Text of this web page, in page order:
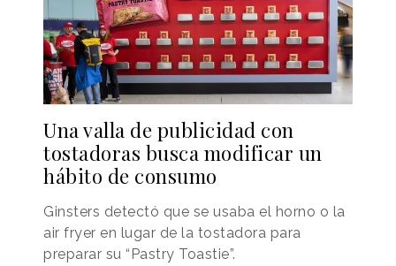
Una valla de publicidad con
tostadoras busca modificar un
hábito de consumo
Ginsters detectó que se usaba el horno o la
air fryer en lugar de la tostadora para
preparar su “Pastry Toastie”.